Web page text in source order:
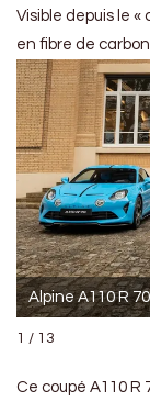
Visible depuis le «
en fibre de
Alpine A110 R 70
1 / 13
Ce coupé A110 R